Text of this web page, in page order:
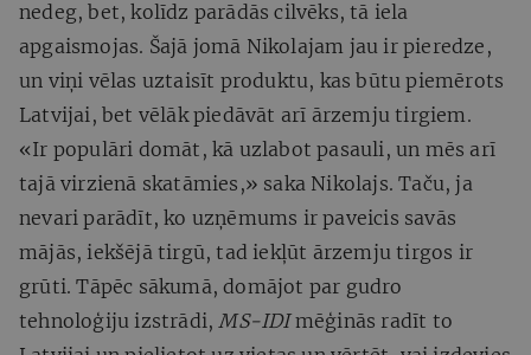
nedeg, bet, kolīdz parādās cilvēks, tā iela
apgaismojas. Šajā jomā Nikolajam jau ir pieredze,
un viņi vēlas uztaisīt produktu, kas būtu piemērots
Latvijai, bet vēlāk piedāvāt arī ārzemju tirgiem.
«Ir populāri domāt, kā uzlabot pasauli, un mēs arī
tajā virzienā skatāmies,» saka Nikolajs. Taču, ja
nevari parādīt, ko uzņēmums ir paveicis savās
mājās, iekšējā tirgū, tad iekļūt ārzemju tirgos ir
grūti. Tāpēc sākumā, domājot par gudro
tehnoloģiju izstrādi, MS-IDImēģinās radīt to